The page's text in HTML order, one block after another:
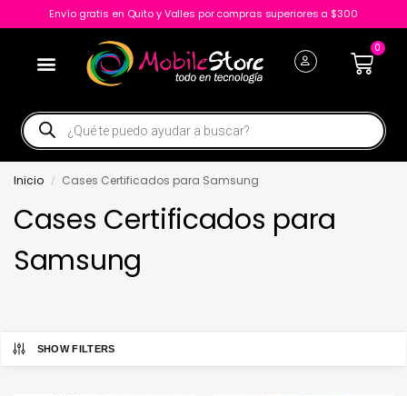
Envío gratis en Quito y Valles por compras superiores a $300
0
Inicio / Cases Certificados para Samsung
Cases Certificados para
Samsung
SHOW FILTERS